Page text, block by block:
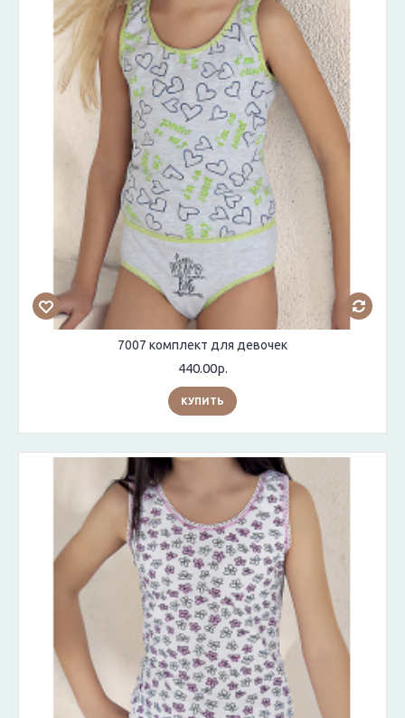
7007 комплект для девочек
440.00р.
КУПИТЬ